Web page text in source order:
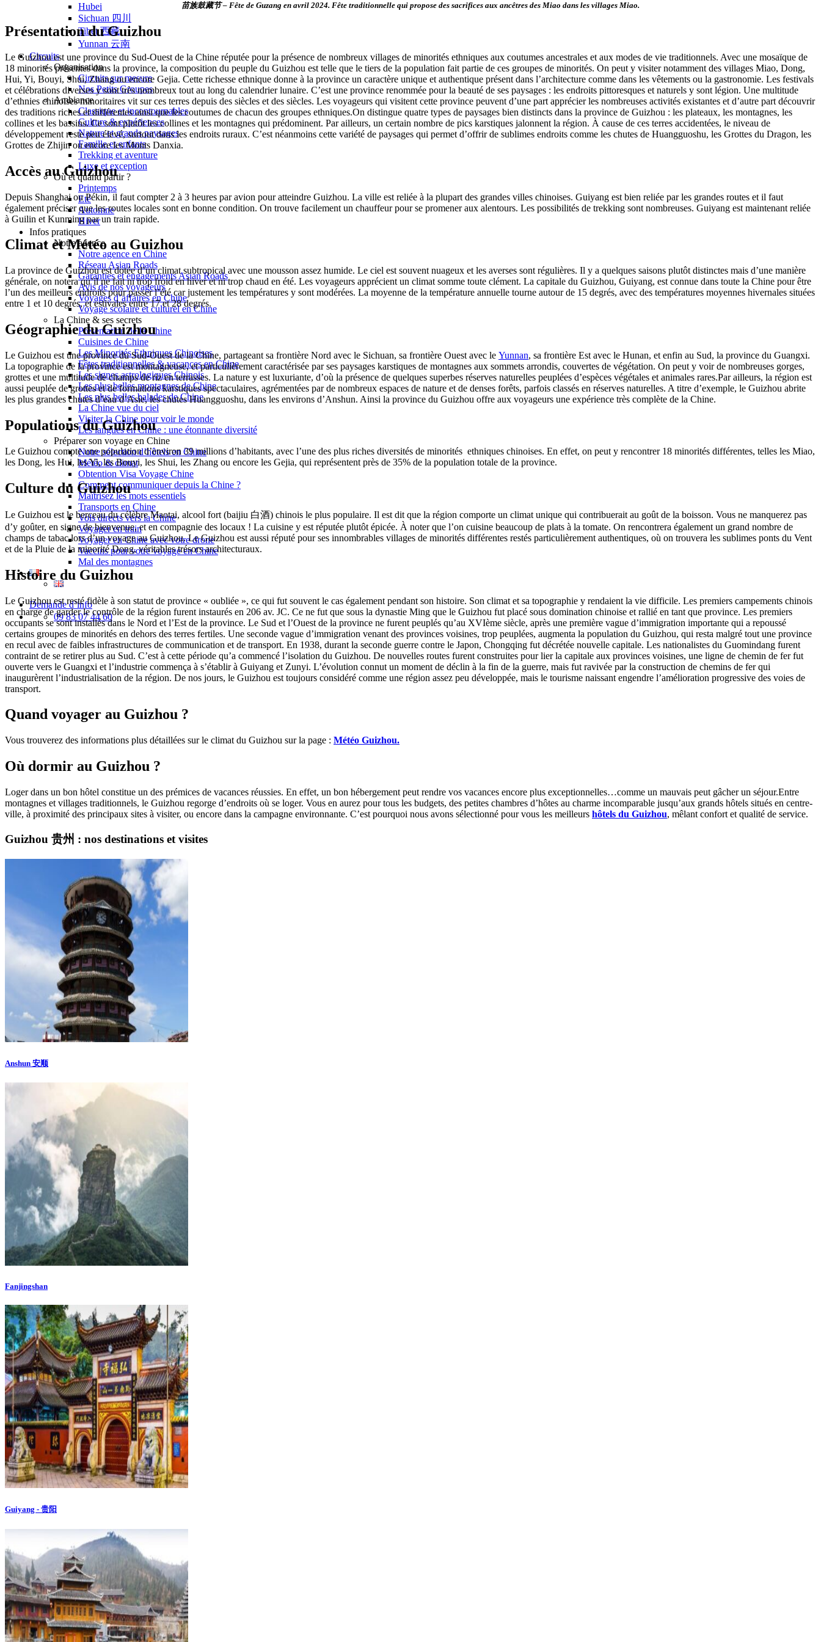
Hubei
Sichuan 四川
Tibet 西藏
Yunnan 云南
Circuits
Organisation
Circuits sur mesure
Nos Petits Groupes
Ambiance
Classique et incontournables
Culture & expériences
Nature et grands paysages
Famille et enfants
Trekking et aventure
Luxe et exception
Où et quand partir ?
Printemps
Eté
Automne
Hiver
Infos pratiques
Notre agence
Notre agence en Chine
Réseau Asian Roads
Garanties et engagements Asian Roads
Avis de nos voyageurs
Voyages d’affaires en Chine
Voyage scolaire et culturel en Chine
La Chine & ses secrets
Présentation de la Chine
Cuisines de Chine
Les Minorités Ethniques Chinoises
Fêtes traditionnelles & vacances en Chine
Les signes astrologiques Chinois
Les plus belles montagnes de Chine
Les plus belles balades de Chine
La Chine vue du ciel
Visiter la Chine pour voir le monde
Les langues en Chine : une étonnante diversité
Préparer son voyage en Chine
Notre sélection d’hôtels en Chine
Météo & climat
Obtention Visa Voyage Chine
Comment communiquer depuis la Chine ?
Maîtrisez les mots essentiels
Transports en Chine
Vols directs vers la Chine
Voyager en train
Voyager en Chine avec votre drone
Vaccins pour votre voyage en Chine
Mal des montagnes
Demande d’info
09 83 07 44 60
苗族鼓藏节 – Fête de Guzang en avril 2024. Fête traditionnelle qui propose des sacrifices aux ancêtres des Miao dans les villages Miao.
Présentation du Guizhou
Le Guizhouest une province du Sud-Ouest de la Chine réputée pour la présence de nombreux villages de minorités ethniques aux coutumes ancestrales et aux modes de vie traditionnels. Avec une mosaïque de
18 minorités présentes dans la province, la composition du peuple du Guizhou est telle que le tiers de la population fait partie de ces groupes de minorités. On peut y visiter notamment des villages Miao, Dong,
Hui, Yi, Bouyi, Shui, Zhang ou encore Gejia. Cette richesse ethnique donne à la province un caractère unique et authentique présent dans l’architecture comme dans les vêtements ou la gastronomie. Les festivals
et célébrations diverses y sont très nombreux tout au long du calendrier lunaire. C’est une province renommée pour la beauté de ses paysages : les endroits pittoresques et naturels y sont légion. Une multitude
d’ethnies chinoises minoritaires vit sur ces terres depuis des siècles et des siècles. Les voyageurs qui visitent cette province peuvent d’une part apprécier les nombreuses activités existantes et d’autre part découvrir
des traditions riches et différentes ainsi que les coutumes de chacun des groupes ethniques.On distingue quatre types de paysages bien distincts dans la province de Guizhou : les plateaux, les montagnes, les
collines et les bassins. Ce sont plutôt les collines et les montagnes qui prédominent. Par ailleurs, un certain nombre de pics karstiques jalonnent la région. À cause de ces terres accidentées, le niveau de
développement reste peu élevé, surtout dans les endroits ruraux. C’est néanmoins cette variété de paysages qui permet d’offrir de sublimes endroits comme les chutes de Huangguoshu, les Grottes du Dragon, les
Grottes de Zhijin ou encore les Monts Danxia.
Accès au Guizhou
Depuis Shanghai ou Pékin, il faut compter 2 à 3 heures par avion pour atteindre Guizhou. La ville est reliée à la plupart des grandes villes chinoises. Guiyang est bien reliée par les grandes routes et il faut
également préciser que les routes locales sont en bonne condition. On trouve facilement un chauffeur pour se promener aux alentours. Les possibilités de trekking sont nombreuses. Guiyang est maintenant reliée
à Guilin et Kunming par un train rapide.
Climat et Météo au Guizhou
La province de Guizhou est dotée d’un climat subtropical avec une mousson assez humide. Le ciel est souvent nuageux et les averses sont régulières. Il y a quelques saisons plutôt distinctes mais d’une manière
générale, on notera qu’il ne fait ni trop froid en hiver et ni trop chaud en été. Les voyageurs apprécient un climat somme toute clément. La capitale du Guizhou, Guiyang, est connue dans toute la Chine pour être
l’un des meilleurs endroits pour passer l’été car justement les températures y sont modérées. La moyenne de la température annuelle tourne autour de 15 degrés, avec des températures moyennes hivernales situées
entre 1 et 10 degrés, et estivales entre 17 et 28 degrés.
Géographie du Guizhou
Le Guizhou est une province du Sud-Ouest de la Chine, partageant sa frontière Nord avec le Sichuan, sa frontière Ouest avec le Yunnan, sa frontière Est avec le Hunan, et enfin au Sud, la province du Guangxi.
La topographie de la province est montagneuse, et particulièrement caractérisée par ses paysages karstiques de montagnes aux sommets arrondis, couvertes de végétation. On peut y voir de nombreuses gorges,
grottes et une multitude de champs de riz en terrasses. La nature y est luxuriante, d’où la présence de quelques superbes réserves naturelles peuplées d’espèces végétales et animales rares.Par ailleurs, la région est
aussi peuplée de grottes et de formations karstiques spectaculaires, agrémentées par de nombreux espaces de nature et de denses forêts, parfois classés en réserves naturelles. A titre d’exemple, le Guizhou abrite
les plus grandes chutes d’eau d’Asie, les chutes Huangguoshu, dans les environs d’Anshun. Ainsi la province du Guizhou offre aux voyageurs une expérience très complète de la Chine.
Populations du Guizhou
Le Guizhou compte une population d’environ 39 millions d’habitants, avec l’une des plus riches diversités de minorités ethniques chinoises. En effet, on peut y rencontrer 18 minorités différentes, telles les Miao,
les Dong, les Hui, les Yi, les Bouyi, les Shui, les Zhang ou encore les Gejia, qui représentent près de 35% de la population totale de la province.
Culture du Guizhou
Le Guizhou est le berceau du célèbre Maotai, alcool fort (baijiu 白酒) chinois le plus populaire. Il est dit que la région comporte un climat unique qui contribuerait au goût de la boisson. Vous ne manquerez pas
d’y goûter, en signe de bienvenue, et en compagnie des locaux ! La cuisine y est réputée plutôt épicée. À noter que l’on cuisine beaucoup de plats à la tomate. On rencontrera également un grand nombre de
champs de tabac lors d’un voyage au Guizhou. Le Guizhou est aussi réputé pour ses innombrables villages de minorités différentes restés particulièrement authentiques, où on trouvera les sublimes ponts du Vent
et de la Pluie de la minorité Dong, véritables trésors architecturaux.
Histoire du Guizhou
Le Guizhou est resté fidèle à son statut de province « oubliée », ce qui fut souvent le cas également pendant son histoire. Son climat et sa topographie y rendaient la vie difficile. Les premiers campements chinois
en charge de garder le contrôle de la région furent instaurés en 206 av. JC. Ce ne fut que sous la dynastie Ming que le Guizhou fut placé sous domination chinoise et rallié en tant que province. Les premiers
occupants se sont installés dans le Nord et l’Est de la province. Le Sud et l’Ouest de la province ne furent peuplés qu’au XVIème siècle, après une première vague d’immigration importante qui a repoussé
certains groupes de minorités en dehors des terres fertiles. Une seconde vague d’immigration venant des provinces voisines, trop peuplées, augmenta la population du Guizhou, qui resta malgré tout une province
en recul avec de faibles infrastructures de communication et de transport. En 1938, durant la seconde guerre contre le Japon, Chongqing fut décrétée nouvelle capitale. Les nationalistes du Guomindang furent
contraint de se retirer plus au Sud. C’est à cette période qu’a commencé l’isolation du Guizhou. De nouvelles routes furent construites pour lier la capitale aux provinces voisines, une ligne de chemin de fer fut
ouverte vers le Guangxi et l’industrie commença à s’établir à Guiyang et Zunyi. L’évolution connut un moment de déclin à la fin de la guerre, mais fut ravivée par la construction de chemins de fer qui
inaugurèrent l’industrialisation de la région. De nos jours, le Guizhou est toujours considéré comme une région assez peu développée, mais le tourisme naissant engendre l’amélioration progressive des voies de
transport.
Quand voyager au Guizhou ?
Vous trouverez des informations plus détaillées sur le climat du Guizhou sur la page : Météo Guizhou.
Où dormir au Guizhou ?
Loger dans un bon hôtel constitue un des prémices de vacances réussies. En effet, un bon hébergement peut rendre vos vacances encore plus exceptionnelles…comme un mauvais peut gâcher un séjour.Entre
montagnes et villages traditionnels, le Guizhou regorge d’endroits où se loger. Vous en aurez pour tous les budgets, des petites chambres d’hôtes au charme incomparable jusqu’aux grands hôtels situés en centre-
ville, à proximité des principaux sites à visiter, ou encore dans la campagne environnante. C’est pourquoi nous avons sélectionné pour vous les meilleurs hôtels du Guizhou, mêlant confort et qualité de service.
Guizhou 贵州 : nos destinations et visites
Anshun 安顺
Fanjingshan
Guiyang - 贵阳